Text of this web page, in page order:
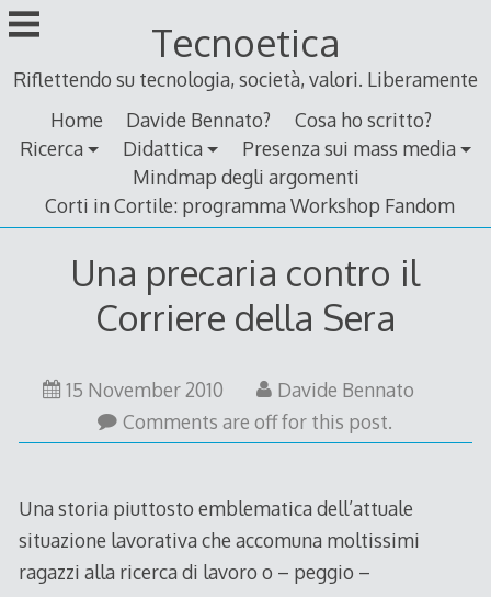
Skip
to
Tecnoetica
Riflettendo su tecnologia, società, valori. Liberamente
Home
Davide Bennato?
Cosa ho scritto?
Ricerca
Didattica
Presenza sui mass media
Mindmap degli argomenti
Corti in Cortile: programma Workshop Fandom
Una precaria contro il
Corriere della Sera
15 November 2010
November
Davide Bennato
Comments are off for this post.
Una storia piuttosto emblematica dell’attuale
situazione lavorativa che accomuna moltissimi
ragazzi alla ricerca di lavoro o – peggio –